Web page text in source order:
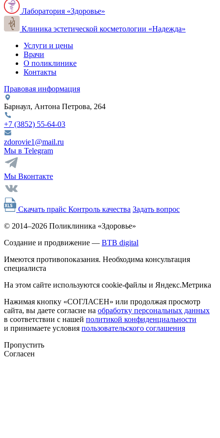
Лаборатория «Здоровье»
Клиника эстетической косметологии «Надежда»
Услуги и цены
Врачи
О поликлинике
Контакты
Правовая информация
Барнаул, Антона Петрова, 264
+7 (3852) 55-64-03
zdorovie1@mail.ru
Мы в Telegram
Мы Вконтакте
Скачать прайс Контроль качества Задать вопрос
© 2014–2026 Поликлиника «Здоровье»
Создание и продвижение — BTB digital
Имеются противопоказания. Необходима консультация
специалиста
На этом сайте используются cookie-файлы и Яндекс.Метрика
Нажимая кнопку «СОГЛАСЕН» или продолжая просмотр
сайта, вы даете согласие на обработку персональных данных
в соответствии с нашей политикой конфиденциальности
и принимаете условия пользовательского соглашения
Пропустить
Согласен